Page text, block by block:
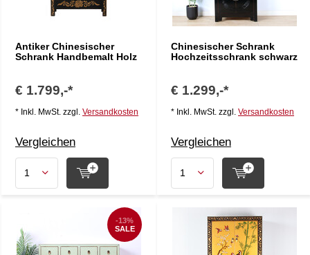
Antiker Chinesischer
Schrank Handbemalt Holz
€ 1.799,-*
* Inkl. MwSt. zzgl. Versandkosten
Vergleichen
Chinesischer Schrank
Hochzeitsschrank schwarz
€ 1.299,-*
* Inkl. MwSt. zzgl. Versandkosten
Vergleichen
-13%
SALE